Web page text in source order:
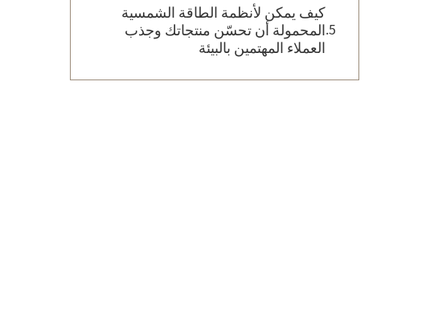
كيف يمكن لأنظمة الطاقة الشمسية
المحمولة أن تحسّن منتجاتك وجذب
العملاء المهتمين بالبيئة